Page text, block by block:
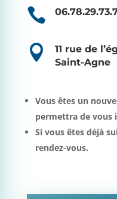


11 rue de
Saint-Agne
Vous êtes un
permettra de vous
Si vous êtes déjà
rendez-vous.